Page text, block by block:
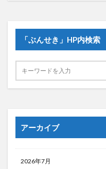
「ぶんせき」HP内検索
アーカイブ
2026年7月